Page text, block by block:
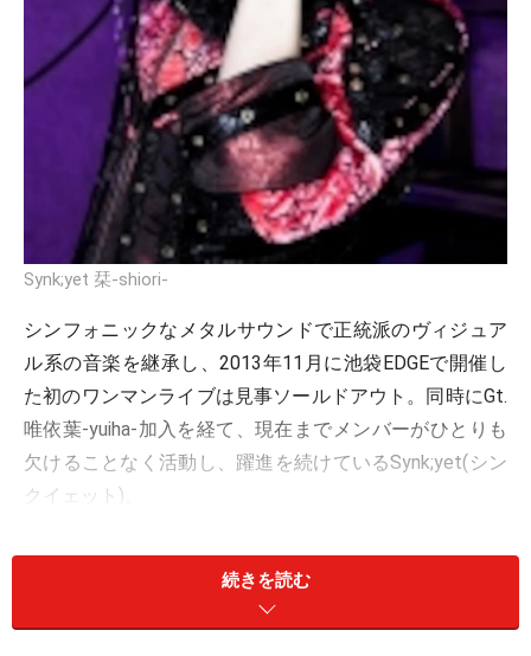
Synk;yet 栞-shiori-
シンフォニックなメタルサウンドで正統派のヴィジュア
ル系の音楽を継承し、2013年11月に池袋EDGEで開催し
た初のワンマンライブは見事ソールドアウト。同時にGt.
唯依葉-yuiha-加入を経て、現在までメンバーがひとりも
欠けることなく活動し、躍進を続けているSynk;yet(シン
クイェット)。
圧倒的に女性ファンの多い同シーンだが、始動当初より
男性ファンも多いことが特徴として挙げられ、注目に値
する実力を持ち合わせている。
続きを読む